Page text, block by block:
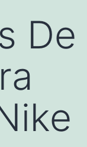
De